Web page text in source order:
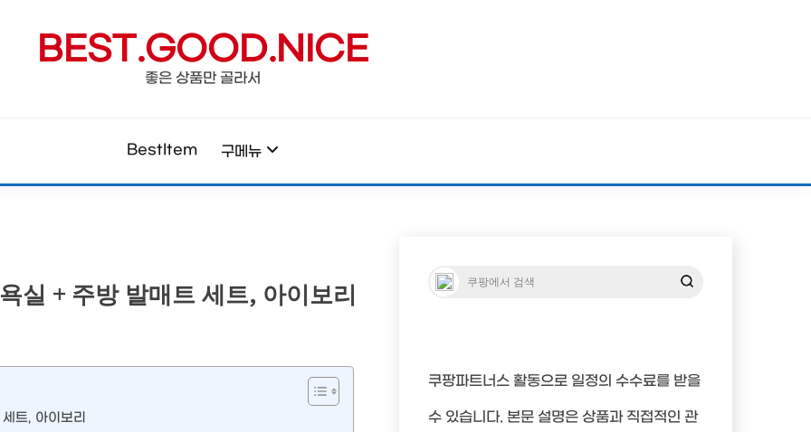
BEST.GOOD.NICE
좋은 상품만 골라서
BestItem 구메뉴
실 + 주방 발매트 세트, 아이보리
트, 아이보리
쿠팡파트너스 활동으로 일정의 수수료를 받을
수 있습니다. 본문 설명은 상품과 직접적인 관